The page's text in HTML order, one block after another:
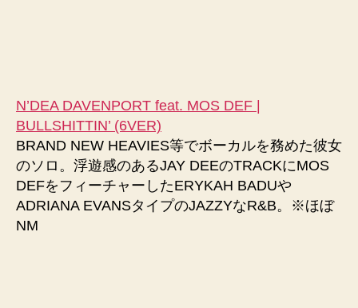
N’DEA DAVENPORT feat. MOS DEF |
BULLSHITTIN’ (6VER)
BRAND NEW HEAVIES等でボーカルを務めた彼女
のソロ。浮遊感のあるJAY DEEのTRACKにMOS
DEFをフィーチャーしたERYKAH BADUや
ADRIANA EVANSタイプのJAZZYなR&B。※ほぼ
NM